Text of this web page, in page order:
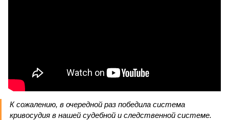
К сожалению, в очередной раз победила система
кривосудия в нашей судебной и следственной системе.